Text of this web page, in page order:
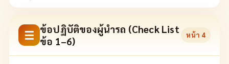
☰ ข้อปฏิบัติของผู้นำรถ (Check List
ข้อ 1–6)
หน้า 4